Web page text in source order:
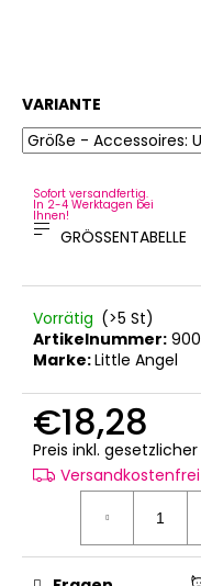
VARIANTE
Sofort versandfertig.
In 2-4 Werktagen bei
Ihnen!
GRÖSSENTABELLE
Vorrätig (>5 St)
Artikelnummer:
Marke:Little Angel
€18,28
Preis inkl. gesetzlicher